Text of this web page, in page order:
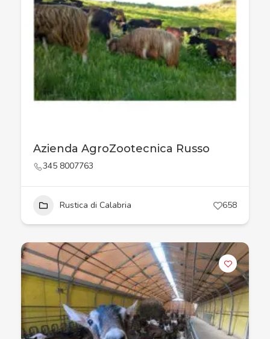
Azienda AgroZootecnica Russo
345 8007763
Rustica di Calabria 658